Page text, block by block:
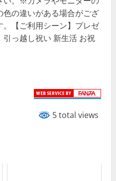
の違いがある場合がござ
【ご利用シーン】プレゼ
引っ越し祝い 新生活 お祝
5 total views